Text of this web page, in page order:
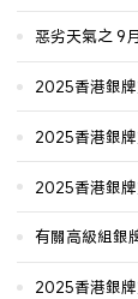
下安排)
惡劣天氣之 9
2025香港銀
2025香港銀牌
2025香港銀
有關高級組銀
2025香港銀